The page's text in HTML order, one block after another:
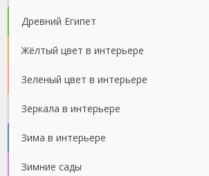
Древний Египет
Жёлтый цвет в интерьере
Зеленый цвет в интерьере
Зеркала в интерьере
Зима в интерьере
Зимние сады